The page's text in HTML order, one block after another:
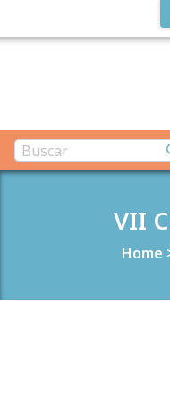
VII
Home